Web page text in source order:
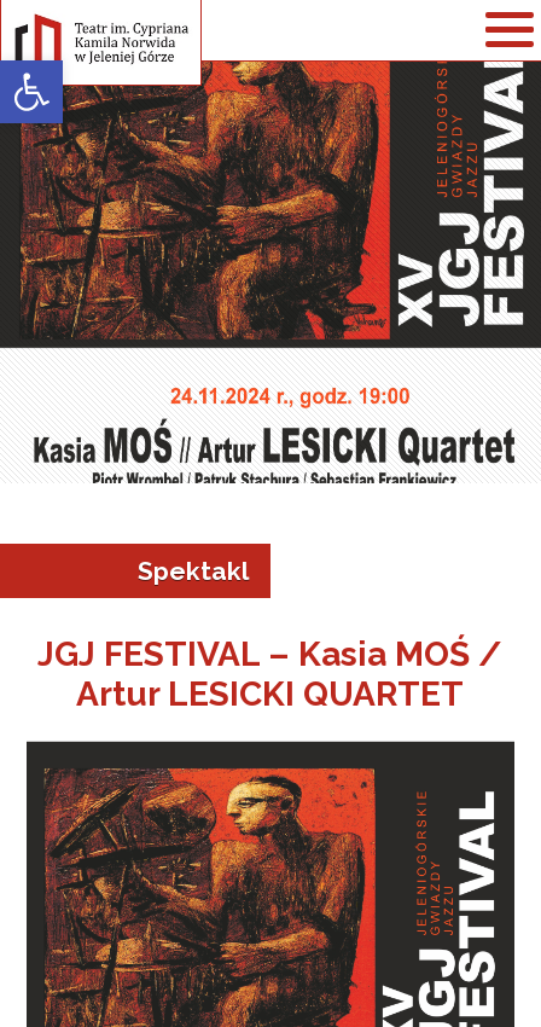
Open toolbar
Warning: strlen() expects parameter 1 to be string, array given in
/home/klient.dhosting.pl/teatr/teatrnorwida.pl/wp-
content/themes/teatrnorwida/single-spektakle.php
on line
Spektakl
JGJ FESTIVAL – Kasia MOŚ /
Artur LESICKI QUARTET